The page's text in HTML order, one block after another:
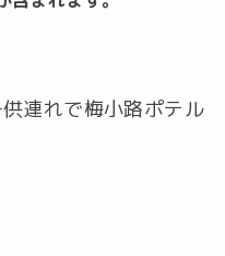
連れで梅小路ポテル